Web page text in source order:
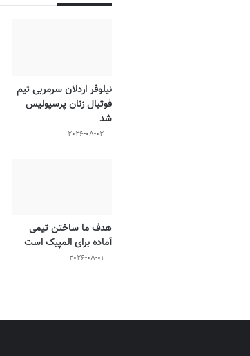
نیلوفر اردلان سرمربی تیم
فوتبال زنان پرسپولیس
شد
2026-08-02
هدف ما ساختن تیمی
آماده برای المپیک است
2026-08-01